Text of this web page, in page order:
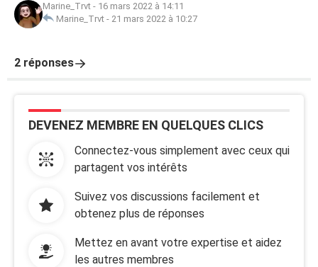
Marine_Trvt - 16 mars 2022 à 14:11
Marine_Trvt - 21 mars 2022 à 10:27
2 réponses
DEVENEZ MEMBRE EN QUELQUES CLICS
Connectez-vous simplement avec ceux qui
partagent vos intérêts
Suivez vos discussions facilement et
obtenez plus de réponses
Mettez en avant votre expertise et aidez
les autres membres